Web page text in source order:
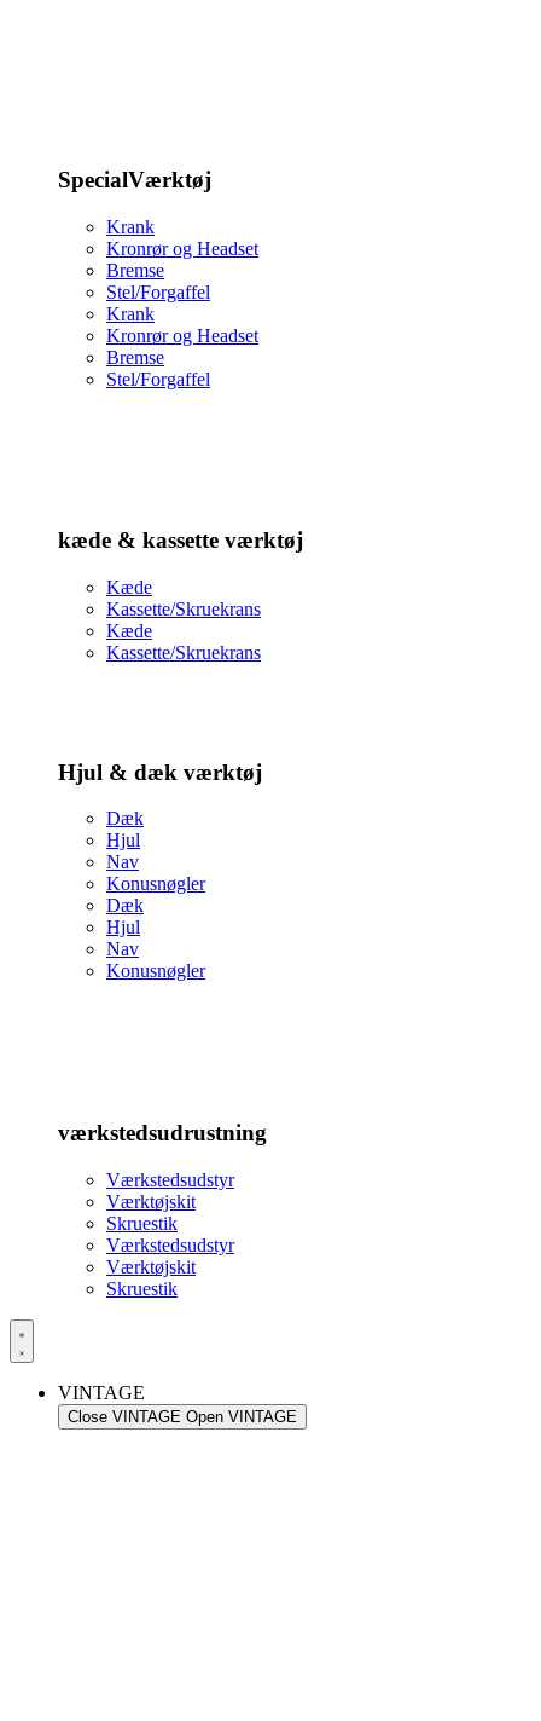
SpecialVærktøj
Krank
Kronrør og Headset
Bremse
Stel/Forgaffel
Krank
Kronrør og Headset
Bremse
Stel/Forgaffel
kæde & kassette værktøj
Kæde
Kassette/Skruekrans
Kæde
Kassette/Skruekrans
Hjul & dæk værktøj
Dæk
Hjul
Nav
Konusnøgler
Dæk
Hjul
Nav
Konusnøgler
værkstedsudrustning
Værkstedsudstyr
Værktøjskit
Skruestik
Værkstedsudstyr
Værktøjskit
Skruestik
VINTAGE
Close VINTAGE Open VINTAGE